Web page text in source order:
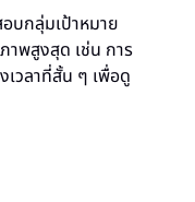
บกลุ่มเป้าหมาย
าพสูงสุด เช่น การ
วลาที่สั้น ๆ เพื่อดู